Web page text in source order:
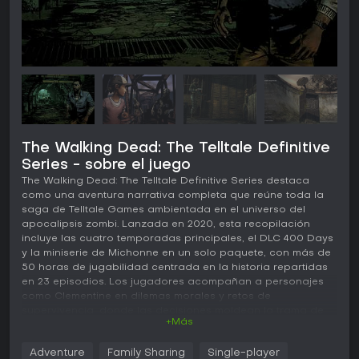
The Walking Dead: The Telltale Definitive
Series - sobre el juego
The Walking Dead: The Telltale Definitive Series destaca
como una aventura narrativa completa que reúne toda la
saga de Telltale Games ambientada en el universo del
apocalipsis zombi. Lanzada en 2020, esta recopilación
incluye las cuatro temporadas principales, el DLC 400 Days
y la miniserie de Michonne en un solo paquete, con más de
50 horas de jugabilidad centrada en la historia repartidas
en 23 episodios. Los jugadores acompañan a personajes
como Clementine en dilemas morales y retos de
Jugabilidad
+Más
Adventure Family Sharing Single-player